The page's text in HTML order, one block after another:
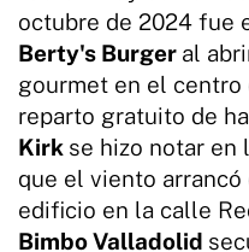
octubre de 2024 fue
Berty's Burger al
gourmet en el
reparto gratuito de
Kirk se hizo notar en
que el viento
edificio en la calle
Bimbo Valladolid